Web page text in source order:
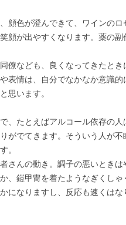
顔色が澄んできて、ワインの
顔が出やすくなります。薬の
僚なども、良くなってきたと
表情は、自分でなかなか意識
思います。
で、たとえばアルコール依存の
がでてきます。そういう人が
。
さんの動き。調子の悪いとき
、鎧甲冑を着たようなぎくし
になりますし、反応も速くは